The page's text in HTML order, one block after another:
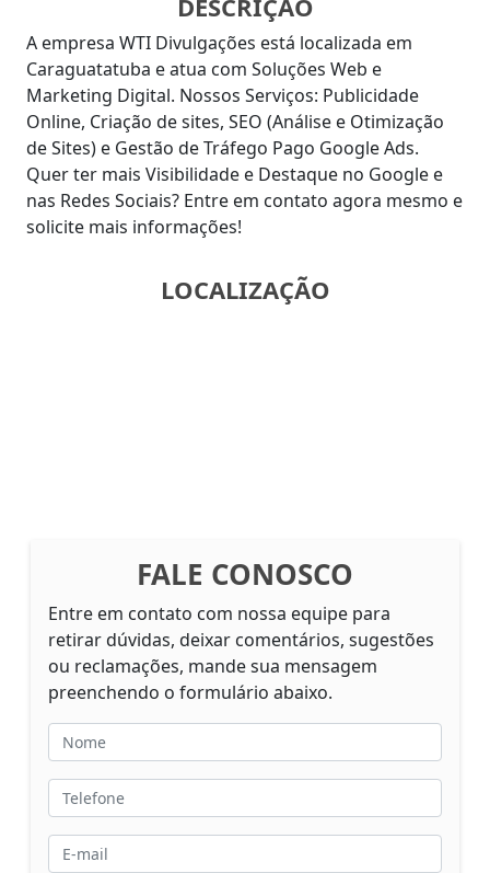
DESCRIÇÃO
A empresa WTI Divulgações está localizada em
Caraguatatuba e atua com Soluções Web e
Marketing Digital. Nossos Serviços: Publicidade
Online, Criação de sites, SEO (Análise e Otimização
de Sites) e Gestão de Tráfego Pago Google Ads.
Quer ter mais Visibilidade e Destaque no Google e
nas Redes Sociais? Entre em contato agora mesmo e
solicite mais informações!
LOCALIZAÇÃO
FALE CONOSCO
Entre em contato com nossa equipe para
retirar dúvidas, deixar comentários, sugestões
ou reclamações, mande sua mensagem
preenchendo o formulário abaixo.